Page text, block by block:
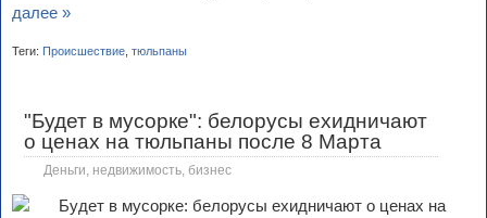
далее »
Теги: Происшествие тюльпаны
"Будет в мусорке": белорусы ехидничают
о ценах на тюльпаны после 8 Марта
Деньги, недвижимость, бизнес